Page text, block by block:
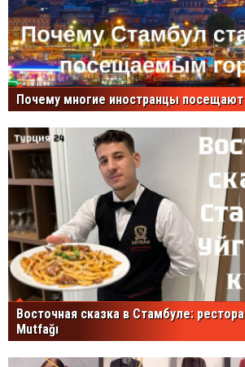
Почему многие иностранцы
Восточная сказка в Стамбуле:
Mutfağı